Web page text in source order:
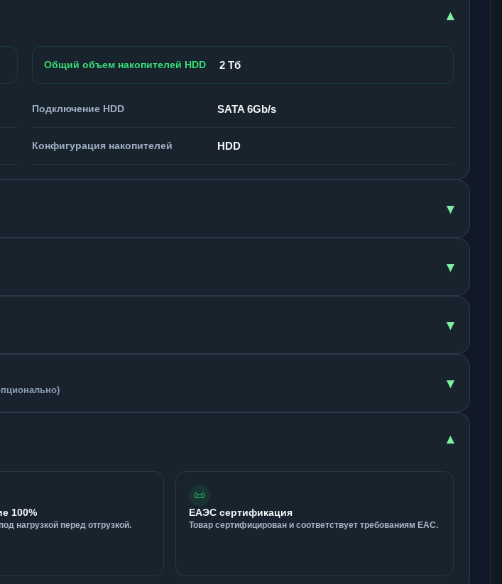
▾
Общий объем накопителей HDD 2 Тб
Подключение HDD SATA 6Gb/s
Конфигурация накопителей HDD
▾
▾
▾
▾
▾
100%
нагрузкой перед отгрузкой.
📜
ЕАЭС сертификация
Товар сертифицирован и соответствует требованиям ЕАС.